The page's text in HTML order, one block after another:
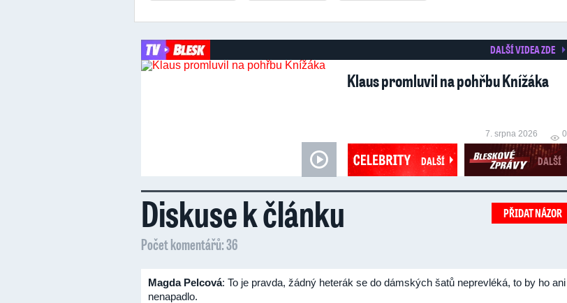
DALŠÍ VIDEA ZDE
Klaus promluvil na pohřbu Knížáka
0
7. srpna 2026
DALŠÍ DALŠÍ
Diskuse k článku PŘIDAT NÁZOR
Počet komentářů: 36
Magda Pelcová: To je pravda, žádný heterák se do dámských šatů neprevléká, to by ho ani
nenapadlo.